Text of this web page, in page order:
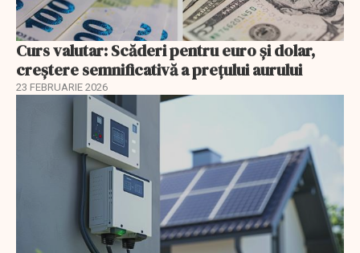
Curs valutar: Scăderi pentru euro și dolar,
creștere semnificativă a prețului aurului
23 FEBRUARIE 2026